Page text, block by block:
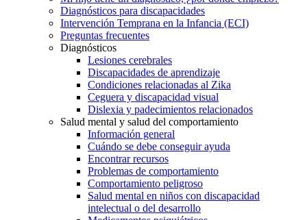
Diagnósticos para discapacidades
Intervención Temprana en la Infancia (ECI)
Preguntas frecuentes
Diagnósticos
Lesiones cerebrales
Discapacidades de aprendizaje
Condiciones relacionadas al Zika
Ceguera y discapacidad visual
Dislexia y padecimientos relacionados
Salud mental y salud del comportamiento
Información general
Cuándo se debe conseguir ayuda
Encontrar recursos
Problemas de comportamiento
Comportamiento peligroso
Salud mental en niños con discapacidad
intelectual o del desarrollo